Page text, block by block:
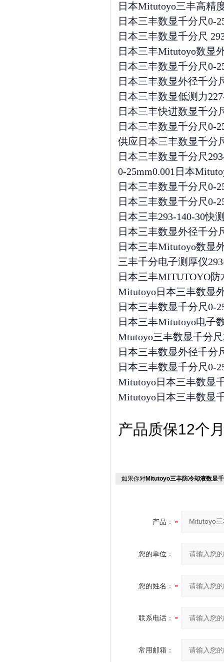
日本Mitutoyo三丰高精
日本三丰数显千分尺0-
日本三丰数显千分尺
日本三丰Mitutoyo数显
日本三丰数显千分尺0-
日本三丰数显外径千分
日本三丰数显低测力
日本三丰快进数显千分
日本三丰数显千分尺0-
供应日本三丰数显千分
日本三丰数显千分尺
0-25mm0.001日本
日本三丰数显千分尺0-
日本三丰数显千分尺0-
日本三丰293-140-30快
日本三丰数显外径千分
日本三丰Mitutoyo数显
三丰千分电子测厚仪
日本三丰MITUTOYO防
Mitutoyo日本三丰数显
日本三丰数显千分尺0-
日本三丰Mitutoyo电子
Mtutoyo三丰数显千分尺
日本三丰数显外径千分
日本三丰数显千分尺0-
Mitutoyo日本三丰数显
Mitutoyo日本三丰数显
产品质保12个
如果你对Mitutoyo三丰防冷却液数显
产品：
您的单位：
您的姓名：
联系电话：
常用邮箱：